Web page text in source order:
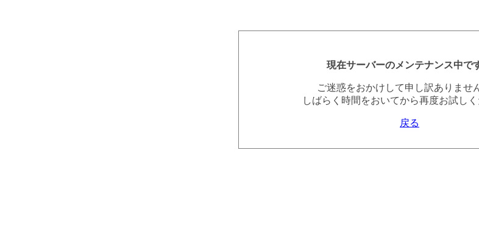
現在サーバーのメンテナンス中で
ご迷惑をおかけして申し訳ありませ
しばらく時間をおいてから再度お試しく
戻る